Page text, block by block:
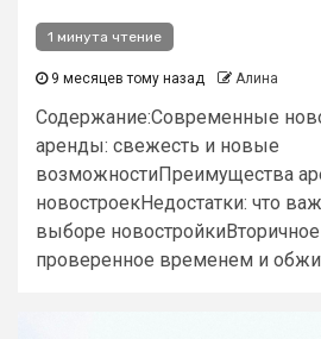
1 минута чтение
9 месяцев тому назад Алина
Содержание:Современные
аренды: свежесть и новые
возможностиПреимущества
новостроекНедостатки: что
выборе
проверенное временем и